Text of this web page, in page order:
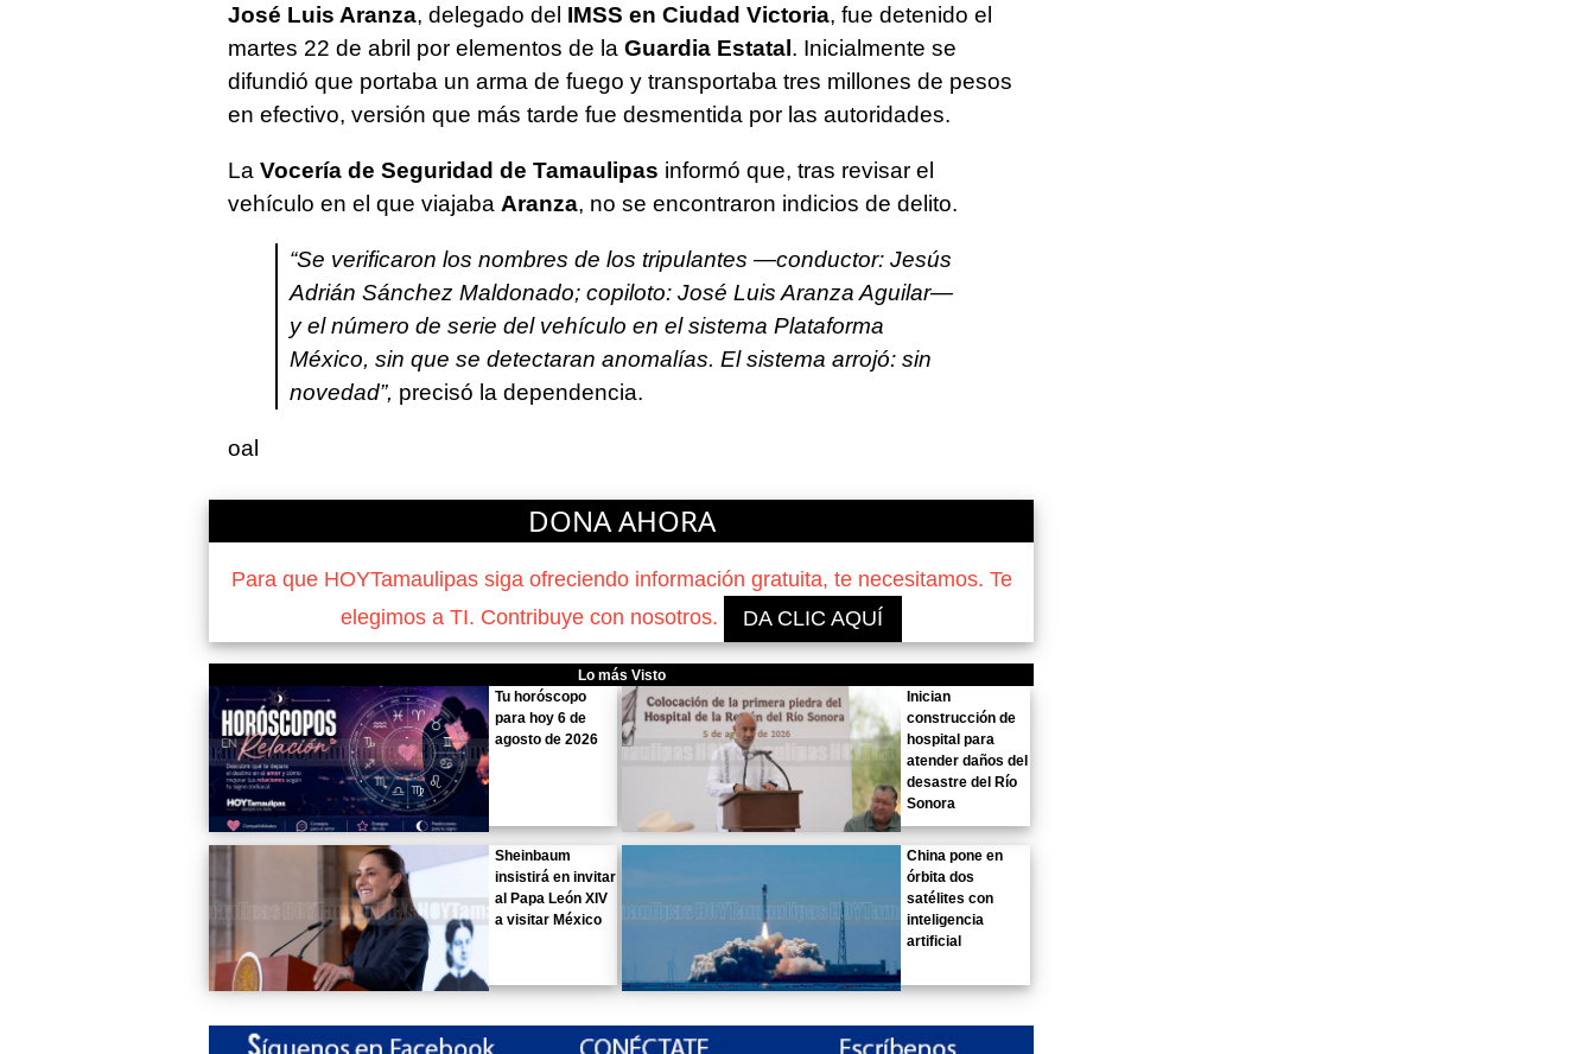
José Luis Aranza, delegado del IMSS en Ciudad Victoria, fue detenido el
martes 22 de abril por elementos de la Guardia Estatal . Inicialmente se
difundió que portaba un arma de fuego y transportaba tres millones de pesos
en efectivo, versión que más tarde fue desmentida por las autoridades.
La Vocería de Seguridad de Tamaulipas informó que, tras revisar el
vehículo en el que viajaba Aranza, no se encontraron indicios de delito.
“Se verificaron los nombres de los tripulantes —conductor: Jesús
Adrián Sánchez Maldonado; copiloto: José Luis Aranza Aguilar—
y el número de serie del vehículo en el sistema Plataforma
México, sin que se detectaran anomalías. El sistema arrojó: sin
novedad”, precisó la dependencia.
oal
DONA AHORA
Para que HOYTamaulipas siga ofreciendo información gratuita, te necesitamos. Te
elegimos a TI. Contribuye con nosotros.
DA CLIC AQUÍ
Lo más Visto
Tu horóscopo
para hoy 6 de
agosto de 2026
Inician
construcción de
hospital para
atender daños del
desastre del Río
Sonora
Sheinbaum
insistirá en invitar
al Papa León XIV
a visitar México
China pone en
órbita dos
satélites con
inteligencia
artificial